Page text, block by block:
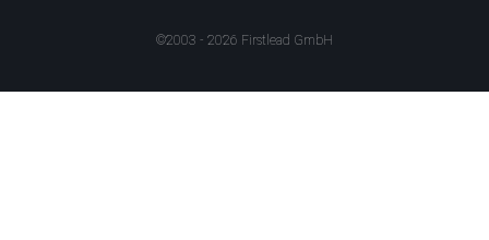
©2003 - 2026 Firstlead GmbH